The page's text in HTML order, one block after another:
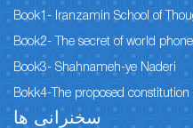
Book1- Iranzamin School of
Book2- The secret of world
Book3- Shahnameh-ye Naderi
Bokk4-The proposed
سخنرانی ها